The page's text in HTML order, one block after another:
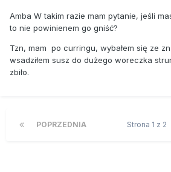
Amba W takim razie mam pytanie, jeśli
to nie powinienem go gniść?
Tzn, mam po curringu, wybałem się ze
wsadziłem susz do dużego woreczka
zbiło.
POPRZEDNIA Strona 1 z 2